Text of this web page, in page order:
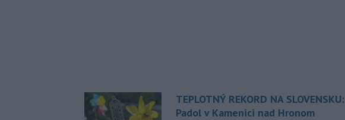
TEPLOTNÝ REKORD NA SLOVENSKU:
Padol v Kamenici nad Hronom